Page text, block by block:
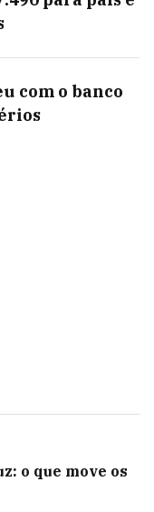
com o banco
o que move os